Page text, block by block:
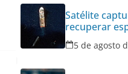
Satélite
recuperar
no Oceano
5 de agosto